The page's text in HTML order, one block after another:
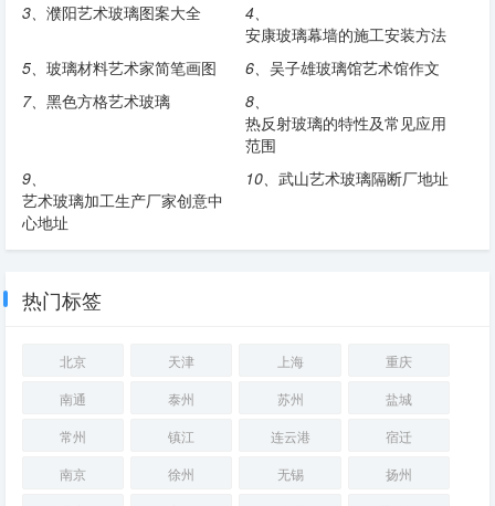
3、 濮阳艺术玻璃图案大全
4、
安康玻璃幕墙的施工安装方法
5、 玻璃材料艺术家简笔画图 6、 吴子雄玻璃馆艺术馆作文
7、 黑色方格艺术玻璃
8、
热反射玻璃的特性及常见应用
范围
9、
艺术玻璃加工生产厂家创意中
心地址
10、 武山艺术玻璃隔断厂地址
热门标签
北京 天津 上海
重庆
南通
泰州 苏州
盐城
常州
镇江 连云港
宿迁
南京
徐州 无锡
扬州